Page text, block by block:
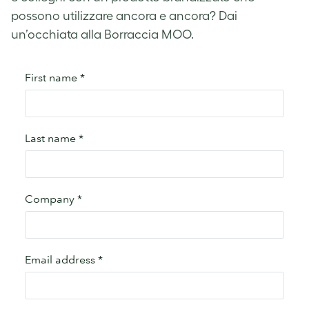
possono utilizzare ancora e ancora? Dai
un’occhiata alla Borraccia MOO.